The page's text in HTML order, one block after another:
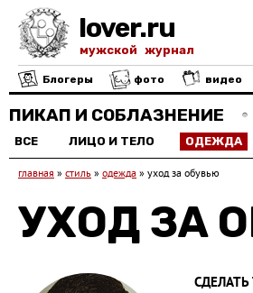
lover.ru
мужской журнал
Блогеры фото видео
ПИКАП И СОБЛАЗНЕНИЕ
ВСЕ ЛИЦО И ТЕЛО ОДЕЖДА
главная » стиль » одежда » уход за обувью
УХОД ЗА